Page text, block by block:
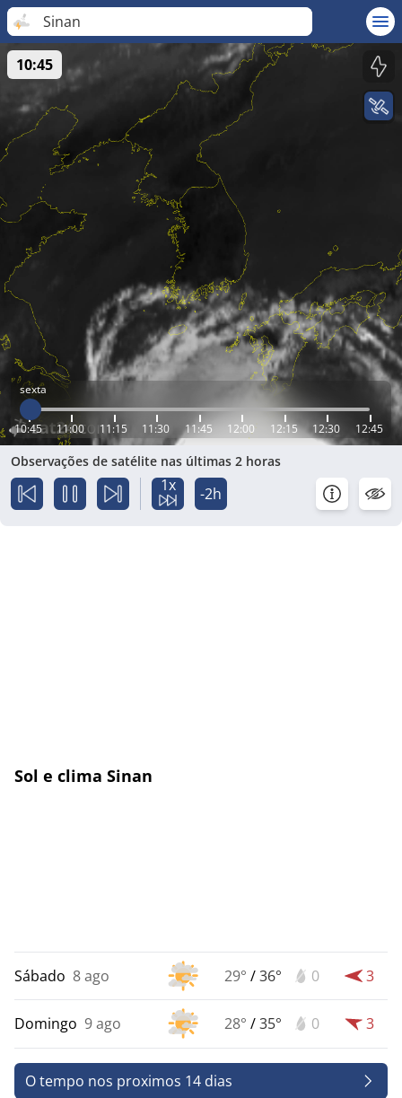
Sinan
sexta
10:45 11:00 11:15 11:30 11:45 12:00 12:15 12:30 12:45
10:45
Observações de satélite nas últimas 2 horas
1x -2h
Sol e clima Sinan
Sábado 8 ago 29° /36° 0 3
Domingo 9 ago 28° /35° 0 3
O tempo nos proximos 14 dias